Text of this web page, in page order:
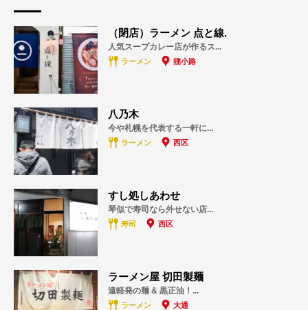
（閉店）ラーメン 点と線.
人気スープカレー店が作るス...
ラーメン 狸小路
八乃木
今や札幌を代表する一軒に...
ラーメン 西区
すし処しあわせ
琴似で寿司なら外せない店...
寿司 西区
ラーメン屋 切田製麺
遠軽発の麺 & 黒正油！...
ラーメン 大通